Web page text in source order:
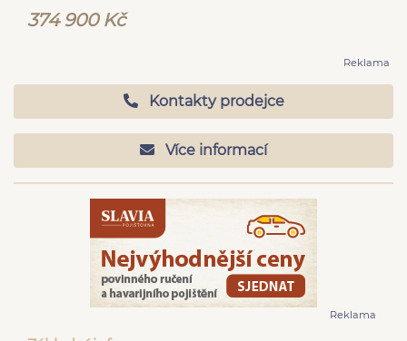
374 900 Kč
Reklama
Kontakty prodejce
Více informací
Reklama